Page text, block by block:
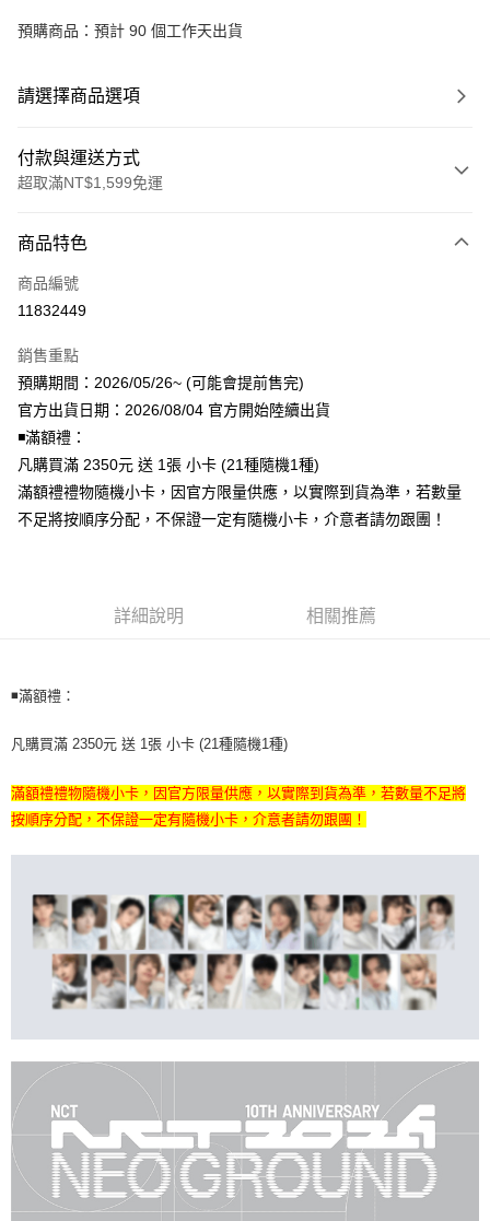
預購商品：預計 90 個工作天出貨
請選擇商品選項
付款與運送方式
超取滿NT$1,599免運
信用卡一次付款
超商取貨付款
Apple Pay
街口支付
悠遊付
AFTEE先享後付
相關說明
１．簡單：不需註冊會員、不需綁卡、不需儲值。
２．便利：只要手機號碼，簡訊認證，即可結帳。
【「AFTEE先享後付」結帳流程】
１．於結帳方式選擇「AFTEE先享後付」後，將跳轉至「AFTEE先享後付」
２．訂單成立數日內，您將收到繳費通知簡訊。
ATM／網路銀行／等多元方式進行付款，方視為交易完成。
※ 請注意：結帳手續完成當下不需立刻繳費，但若您需要取消訂單，請聯絡
購買商品的店家。未經商家同意取消之訂單仍視為有效，需透過AFTEE先享
客戶支援中心」https://netprotections.freshdesk.com/support/home
【注意事項】
１．透過由恩沛科技股份有限公司提供之「AFTEE先享後付」服務完成之交
易，需依本服務之必要範圍內提供個人資料，並將交易相關給付款項請求債
權轉讓予恩沛科技股份有限公司。
https://aftee.tw/terms/#terms3
３．未成年的使用者請事先徵得法定代理人或監護人之同意方可使用
「AFTEE先享後付」，若未經同意申辦者引起之損失，本公司不負相關責
４．使用「AFTEE先享後付」時，將依據個別帳號之用戶狀況，依本公司即
時審查核予不同之上限額度；若仍有額度不足之情形，本公司將視審查結果
請求用戶進行身份認證。
５．嚴禁一人註冊多個帳號或使用他人資訊註冊。若發現惡意使用之情形，
恩沛科技股份有限公司將有權停止該用戶之使用額度並採取法律行動。
每筆NT$60，滿NT$1,599(含以上)免運費
每筆NT$60，滿NT$1,599(含以上)免運費
7-11取貨付款
每筆NT$60，滿NT$1,599(含以上)免運費
每筆NT$60，滿NT$1,599(含以上)免運費
新竹貨運
每筆NT$90
宅配 (離島)
付款後門市自取
免運費
亞洲國家/地區配送 查看運費
北美國家/地區配送 查看運費
商品特色
商品編號
11832449
銷售重點
預購期間：2026/05/26~ (可能會提前售完)
官方出貨日期：2026/08/04 官方開始陸續出貨
◾️滿額禮：
凡購買滿 2350元 送 1張 小卡 (21種隨機1種)
滿額禮禮物隨機小卡，因官方限量供應，以實際到貨為準，若數量
不足將按順序分配，不保證一定有隨機小卡，介意者請勿跟團！
詳細說明 相關推薦
◾️滿額禮：
凡購買滿 2350元 送 1張 小卡 (21種隨機1種)
滿額禮禮物隨機小卡，因官方限量供應，以實際到貨為準，若數量不足將
按順序分配，不保證一定有隨機小卡，介意者請勿跟團！